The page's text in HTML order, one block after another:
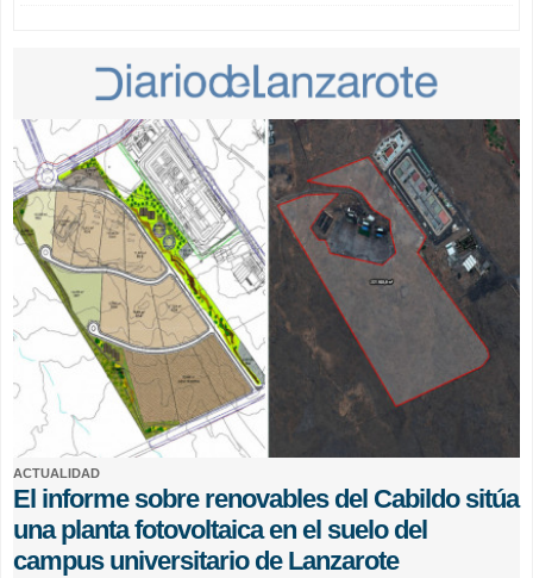
ACTUALIDAD
El informe sobre renovables del Cabildo sitúa
una planta fotovoltaica en el suelo del
campus universitario de Lanzarote